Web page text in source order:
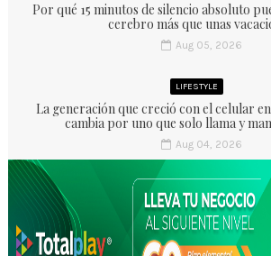
Por qué 15 minutos de silencio absoluto
cerebro más que unas
Aug 05, 2026
LIFESTYLE
La generación que creció con el celular
cambia por uno que solo llama y
Aug 04, 2026